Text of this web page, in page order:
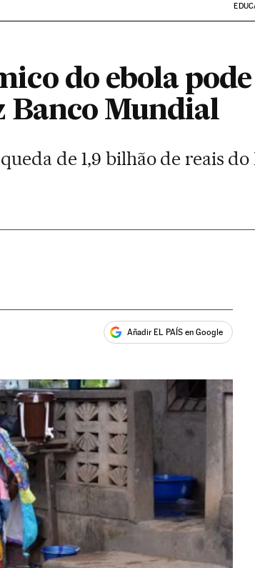
do ebola
Banco Mundial
de 1,9 bilhão de reais do
Añadir EL PAÍS en Google